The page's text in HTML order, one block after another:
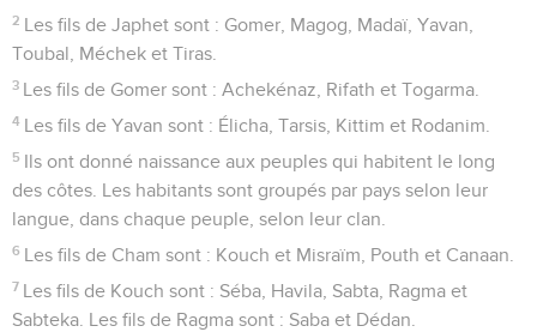
2 Les fils de Japhet sont : Gomer, Magog, Madaï, Yavan,
Toubal, Méchek et Tiras.
3 Les fils de Gomer sont : Achekénaz, Rifath et Togarma.
4 Les fils de Yavan sont : Élicha, Tarsis, Kittim et Rodanim.
5 Ils ont donné naissance aux peuples qui habitent le long
des côtes. Les habitants sont groupés par pays selon leur
langue, dans chaque peuple, selon leur clan.
6 Les fils de Cham sont : Kouch et Misraïm, Pouth et Canaan.
7 Les fils de Kouch sont : Séba, Havila, Sabta, Ragma et
Sabteka. Les fils de Ragma sont : Saba et Dédan.